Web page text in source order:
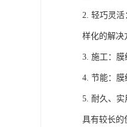
2. 轻巧灵
样化的解决
3. 施工：膜
4. 节能：膜
5. 耐久、实
具有较长的